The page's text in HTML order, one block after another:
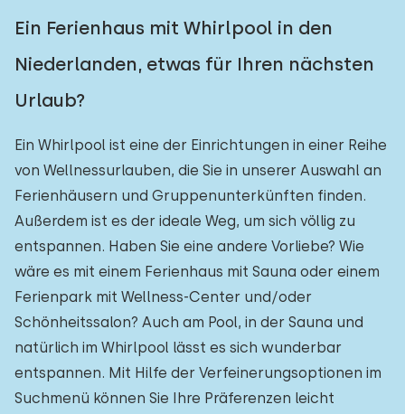
Ein Ferienhaus mit Whirlpool in den
Niederlanden, etwas für Ihren nächsten
Urlaub?
Ein Whirlpool ist eine der Einrichtungen in einer Reihe
von Wellnessurlauben, die Sie in unserer Auswahl an
Ferienhäusern und Gruppenunterkünften finden.
Außerdem ist es der ideale Weg, um sich völlig zu
entspannen. Haben Sie eine andere Vorliebe? Wie
wäre es mit einem Ferienhaus mit Sauna oder einem
Ferienpark mit Wellness-Center und/oder
Schönheitssalon? Auch am Pool, in der Sauna und
natürlich im Whirlpool lässt es sich wunderbar
entspannen. Mit Hilfe der Verfeinerungsoptionen im
Suchmenü können Sie Ihre Präferenzen leicht